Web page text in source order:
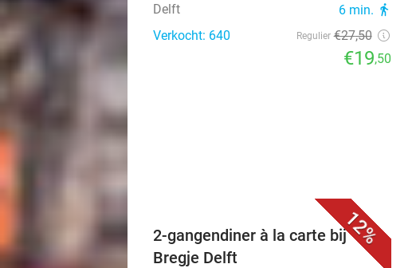
Delft 6 min. directions_walk
Verkocht: 640 Regulier €27,50
€19,50
12%
2-gangendiner à la carte bij
Bregje Delft